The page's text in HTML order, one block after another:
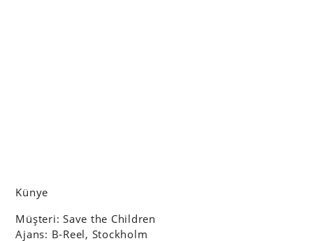
Künye
Müşteri: Save the Children
Ajans: B-Reel, Stockholm